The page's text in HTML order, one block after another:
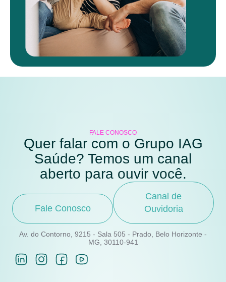
FALE CONOSCO
Quer falar com o Grupo IAG
Saúde? Temos um canal
aberto para ouvir você.
Fale Conosco
Canal de
Ouvidoria
Av. do Contorno, 9215 - Sala 505 - Prado, Belo Horizonte -
MG, 30110-941